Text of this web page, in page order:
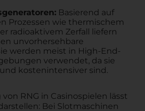
Basierend auf
Prozessen wie thermischem
radioaktivem Zerfall liefern
unvorhersehbare
werden meist in High-End-
verwendet, da sie
kostenintensiver sind.
RNG in Casinospielen lässt
Bei Slotmaschinen